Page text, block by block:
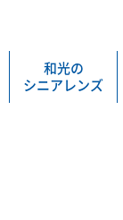
和光の
シニアレンズ